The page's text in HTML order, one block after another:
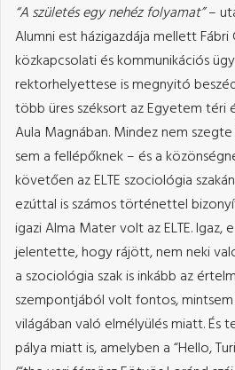
“A születés egy nehéz folyamat”–
Alumni est házigazdája mellett
közkapcsolati és kommunikációs
rektorhelyettese is megnyitó
több üres széksort az Egyetem téri
Aula Magnában. Mindez nem
sem a fellépőknek – és a
követően az ELTE szociológia
ezúttal is számos történettel
igazi Alma Mater volt az ELTE.
jelentette, hogy rájött, nem neki
a szociológia szak is inkább az
szempontjából volt fontos,
világában való elmélyülés miatt. És
pálya miatt is, amelyben a “Hello,